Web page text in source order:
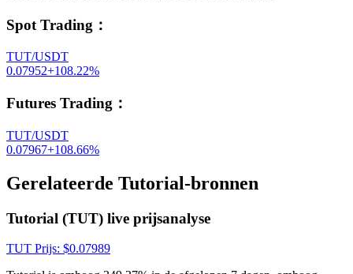
Spot Trading ：
TUT/USDT
0.07952+108.22%
Futures Trading ：
TUT/USDT
0.07967+108.66%
Gerelateerde Tutorial-bronnen
Tutorial (TUT) live prijsanalyse
TUT Prijs: $0.07989